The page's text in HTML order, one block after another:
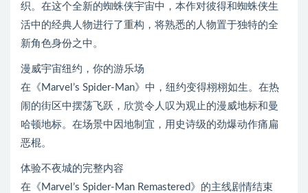
织。在这个全新的蜘蛛侠宇宙中，本作对彼得和蜘蛛侠生
活中的经典人物进行了重构，将熟悉的人物置于独特的全
新角色身份之中。
漫威宇宙纽约，你的游乐场
在《Marvel’s Spider-Man》中，纽约变得栩栩如生。在热
闹的街区中摆荡飞跃，欣赏令人叹为观止的漫威地标和曼
哈顿地标。在场景中因地制宜，用史诗级的劲爆动作痛扁
恶棍。
体验不夜城的完整内容
在《Marvel’s Spider-Man Remastered》的主线剧情结束